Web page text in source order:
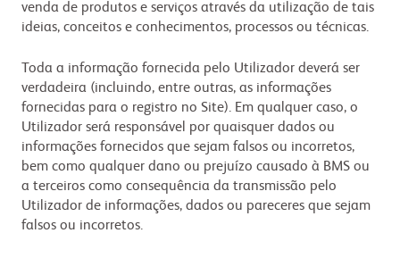
venda de produtos e serviços através da utilização de tais
ideias, conceitos e conhecimentos, processos ou técnicas.
Toda a informação fornecida pelo Utilizador deverá ser
verdadeira (incluindo, entre outras, as informações
fornecidas para o registro no Site). Em qualquer caso, o
Utilizador será responsável por quaisquer dados ou
informações fornecidos que sejam falsos ou incorretos,
bem como qualquer dano ou prejuízo causado à BMS ou
a terceiros como consequência da transmissão pelo
Utilizador de informações, dados ou pareceres que sejam
falsos ou incorretos.